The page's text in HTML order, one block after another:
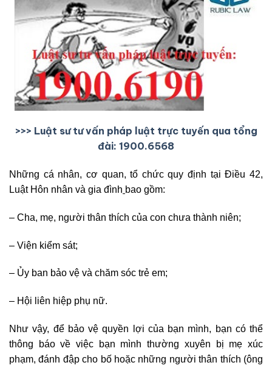
>>> Luật sư tư vấn pháp luật trực tuyến qua tổng
đài: 1900.6568
Những cá nhân, cơ quan, tổ chức quy định tại Điều 42,
Luật Hôn nhân và gia đình bao gồm:
– Cha, mẹ, người thân thích của con chưa thành niên;
– Viện kiểm sát;
– Ủy ban bảo vệ và chăm sóc trẻ em;
– Hội liên hiệp phụ nữ.
Như vậy, để bảo vệ quyền lợi của bạn mình, bạn có thể
thông báo về việc bạn mình thường xuyên bị mẹ xúc
phạm, đánh đập cho bố hoặc những người thân thích (ông